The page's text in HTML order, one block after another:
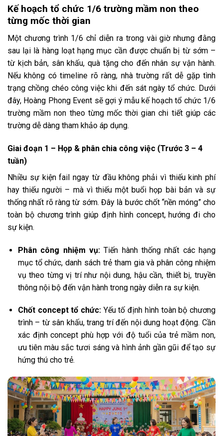
Kế hoạch tổ chức 1/6 trường mầm non theo
từng mốc thời gian
Một chương trình 1/6 chỉ diễn ra trong vài giờ nhưng đằng
sau lại là hàng loạt hạng mục cần được chuẩn bị từ sớm –
từ kịch bản, sân khấu, quà tặng cho đến nhân sự vận hành.
Nếu không có timeline rõ ràng, nhà trường rất dễ gặp tình
trạng chồng chéo công việc khi đến sát ngày tổ chức. Dưới
đây, Hoàng Phong Event sẽ gợi ý mẫu kế hoạch tổ chức 1/6
trường mầm non theo từng mốc thời gian chi tiết giúp các
trường dễ dàng tham khảo áp dụng.
Giai đoạn 1 – Họp & phân chia công việc (Trước 3 – 4
tuần)
Nhiều sự kiện fail ngay từ đầu không phải vì thiếu kinh phí
hay thiếu người – mà vì thiếu một buổi họp bài bản và sự
thống nhất rõ ràng từ sớm. Đây là bước chốt “nền móng” cho
toàn bộ chương trình giúp định hình concept, hướng đi cho
sự kiện.
Phân công nhiệm vụ:Tiến hành thống nhất các hạng
mục tổ chức, danh sách trẻ tham gia và phân công nhiệm
vụ theo từng vị trí như nội dung, hậu cần, thiết bị, truyền
thông nội bộ đến vận hành trong ngày diễn ra sự kiện.
Chốt concept tổ chức: Yếu tố định hình toàn bộ chương
trình – từ sân khấu, trang trí đến nội dung hoạt động. Cần
xác định concept phù hợp với độ tuổi của trẻ mầm non,
ưu tiên màu sắc tươi sáng và hình ảnh gần gũi để tạo sự
hứng thú cho trẻ.